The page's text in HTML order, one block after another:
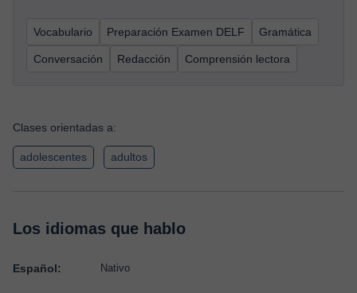
Vocabulario Preparación Examen DELF Gramática
Conversación Redacción Comprensión lectora
Clases orientadas a:
adolescentes adultos
Los idiomas que hablo
Español: Nativo